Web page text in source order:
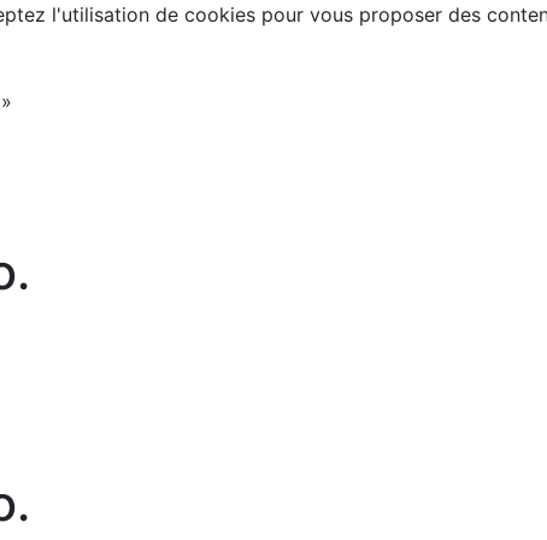
l'utilisation de cookies pour vous proposer des
»